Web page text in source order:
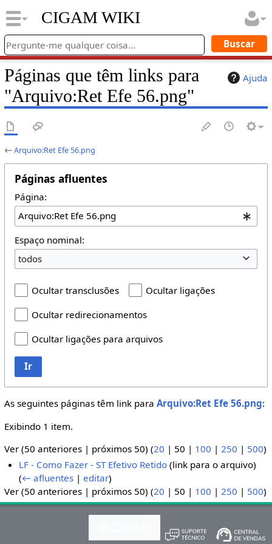
CIGAM WIKI
Ajuda
Páginas que têm links para
"Arquivo:Ret Efe 56.png"
←Arquivo:Ret Efe 56.png
Páginas afluentes
Página:
Espaço nominal:
todos
Ocultar transclusões
Ocultar ligações
Ocultar redirecionamentos
Ocultar ligações para arquivos
Ir
As seguintes páginas têm link para Arquivo:Ret Efe 56.png:
Exibindo 1 item.
Ver (50 anteriores| próximos 50) (20 | 50 | 100 | 250 | 500)
LF - Como Fazer - ST Efetivo Retido (link para o arquivo)
(← afluentes |editar)
Ver (50 anteriores| próximos 50) (20 | 50 | 100 | 250 | 500)